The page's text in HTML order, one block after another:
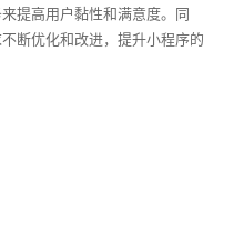
提高用户黏性和满意度。同
断优化和改进，提升小程序的